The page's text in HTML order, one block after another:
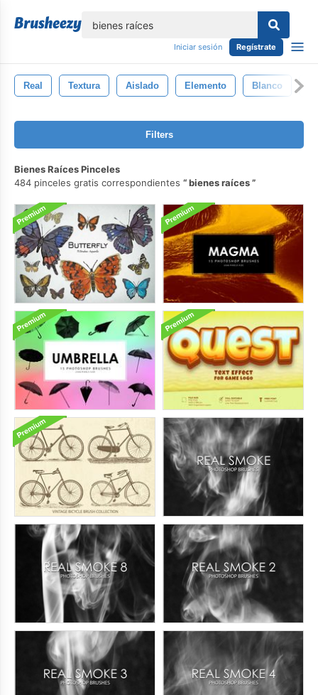
Iniciar sesión Regístrate
Real Textura Aislado Elemento Blanco
Filters
Bienes Raíces Pinceles
484 pinceles gratis correspondientes
bienes raíces